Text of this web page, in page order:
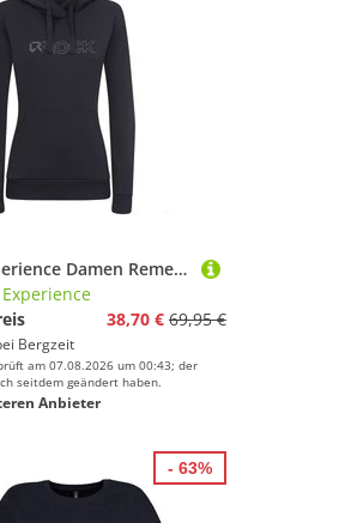
Rock Experience Damen Remenno Hoodie
Experience
38,70 € 69,95 €
Bergzeit
am 07.08.2026 um 00:43; der
seitdem geändert haben.
Anbieter
- 63%